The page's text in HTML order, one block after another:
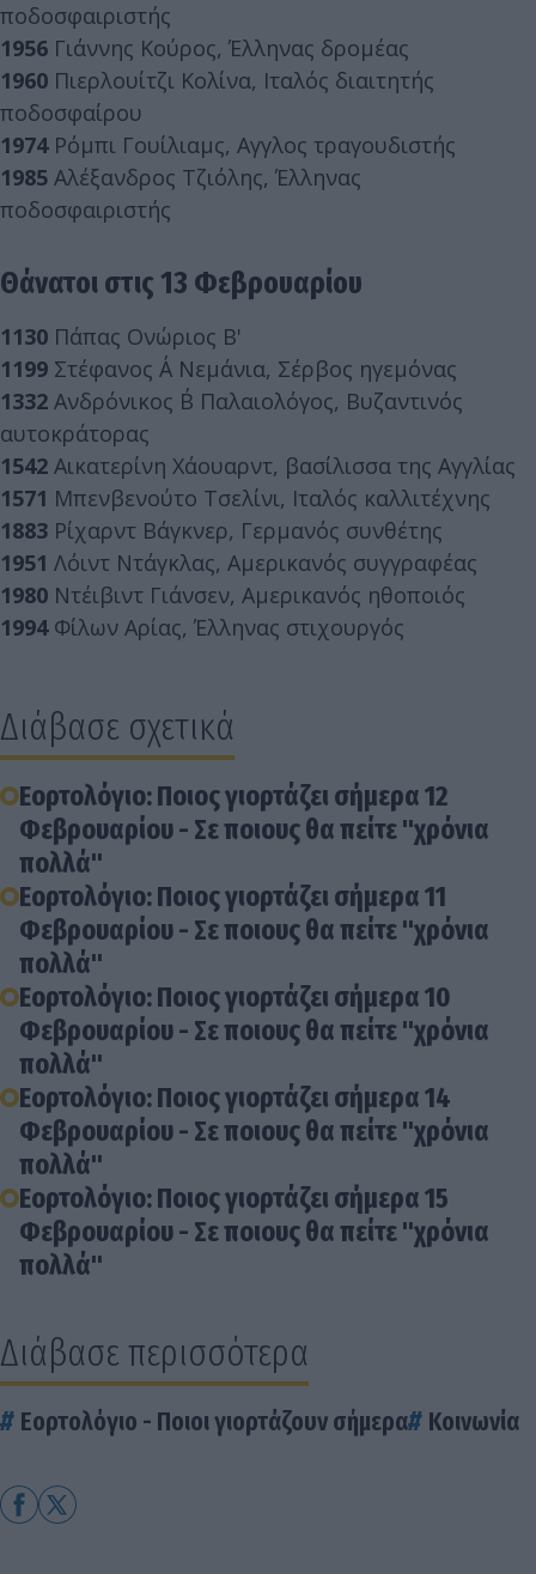
ποδοσφαιριστής
1956 Γιάννης Κούρος, Έλληνας δρομέας
1960 Πιερλουίτζι Κολίνα, Ιταλός διαιτητής
ποδοσφαίρου
1974 Ρόμπι Γουίλιαμς, Αγγλος τραγουδιστής
1985 Αλέξανδρος Τζιόλης, Έλληνας
ποδοσφαιριστής
Θάνατοι στις 13 Φεβρουαρίου
1130 Πάπας Ονώριος Β'
1199 Στέφανος Α΄ Νεμάνια, Σέρβος ηγεμόνας
1332 Ανδρόνικος Β΄ Παλαιολόγος, Βυζαντινός
αυτοκράτορας
1542 Αικατερίνη Χάουαρντ, βασίλισσα της Αγγλίας
1571 Μπενβενούτο Τσελίνι, Ιταλός καλλιτέχνης
1883 Ρίχαρντ Βάγκνερ, Γερμανός συνθέτης
1951 Λόιντ Ντάγκλας, Αμερικανός συγγραφέας
1980 Ντέιβιντ Γιάνσεν, Αμερικανός ηθοποιός
1994 Φίλων Αρίας, Έλληνας στιχουργός
Διάβασε σχετικά
Εορτολόγιο: Ποιος γιορτάζει σήμερα 12
Φεβρουαρίου - Σε ποιους θα πείτε "χρόνια
πολλά"
Εορτολόγιο: Ποιος γιορτάζει σήμερα 11
Φεβρουαρίου - Σε ποιους θα πείτε "χρόνια
πολλά"
Εορτολόγιο: Ποιος γιορτάζει σήμερα 10
Φεβρουαρίου - Σε ποιους θα πείτε "χρόνια
πολλά"
Εορτολόγιο: Ποιος γιορτάζει σήμερα 14
Φεβρουαρίου - Σε ποιους θα πείτε "χρόνια
πολλά"
Εορτολόγιο: Ποιος γιορτάζει σήμερα 15
Φεβρουαρίου - Σε ποιους θα πείτε "χρόνια
πολλά"
Διάβασε περισσότερα
Εορτολόγιο - Ποιοι γιορτάζουν σήμερα Κοινωνία